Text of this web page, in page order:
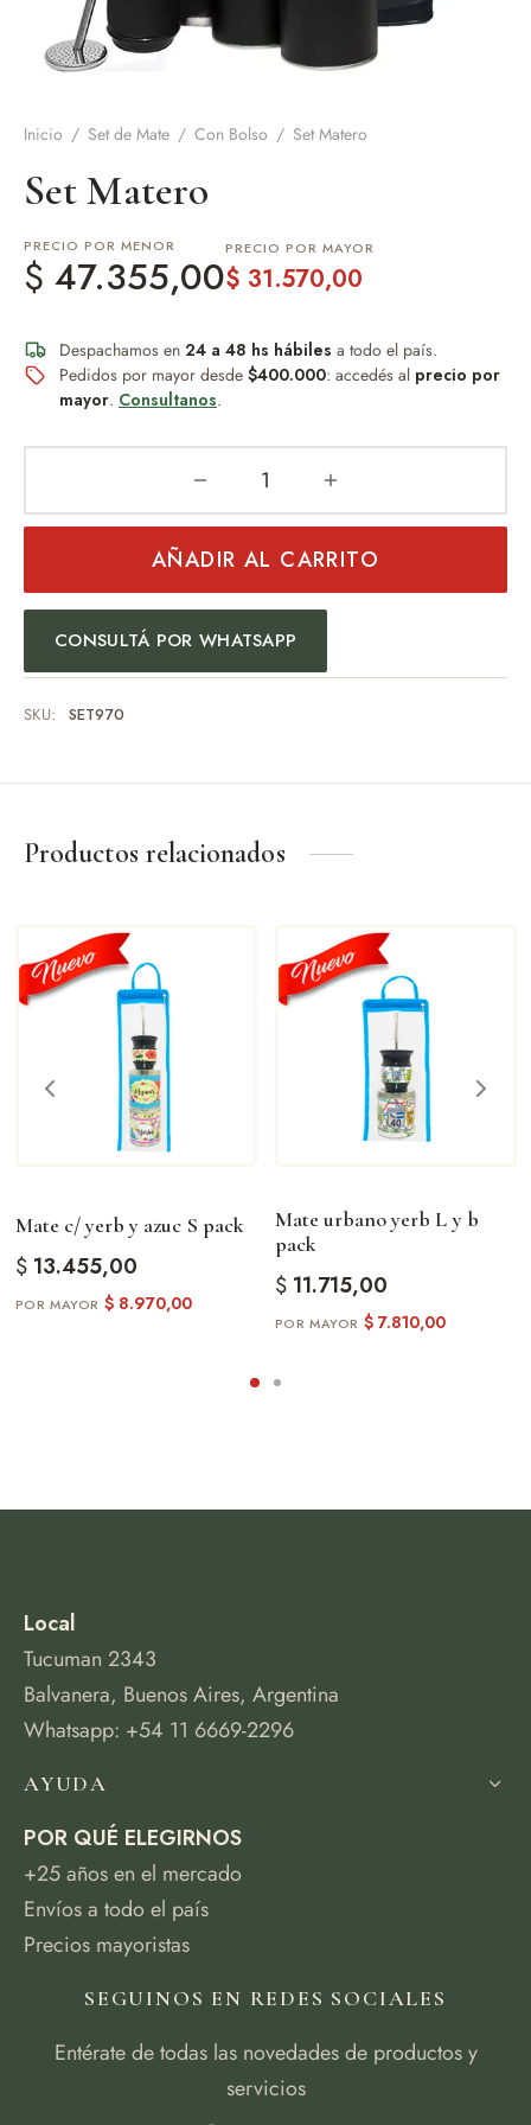
Inicio / Set de Mate / Con Bolso / Set Matero
Set Matero
PRECIO POR MENOR
$ 47.355,00
PRECIO POR MAYOR
$ 31.570,00
Despachamos en 24 a 48 hs hábiles a todo el país.
Pedidos por mayor desde $400.000: accedés al precio por
mayor. Consultanos.
AÑADIR AL CARRITO
CONSULTÁ POR WHATSAPP
SKU: SET970
Productos relacionados
Mate c/ yerb y azuc S pack
$13.455,00
$8.970,00
Mate urbano yerb L y b
pack
$11.715,00
$7.810,00
Local
Tucuman 2343
Balvanera, Buenos Aires, Argentina
Whatsapp: +54 11 6669-2296
AYUDA
POR QUÉ ELEGIRNOS
+25 años en el mercado
Envíos a todo el país
Precios mayoristas
SEGUINOS EN REDES SOCIALES
Entérate de todas las novedades de productos y
servicios
Asado y vino
y accesorios